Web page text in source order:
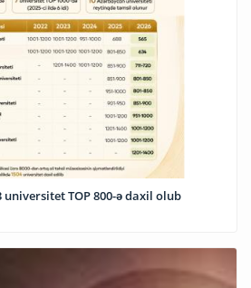
TOP 800-ə daxil olub